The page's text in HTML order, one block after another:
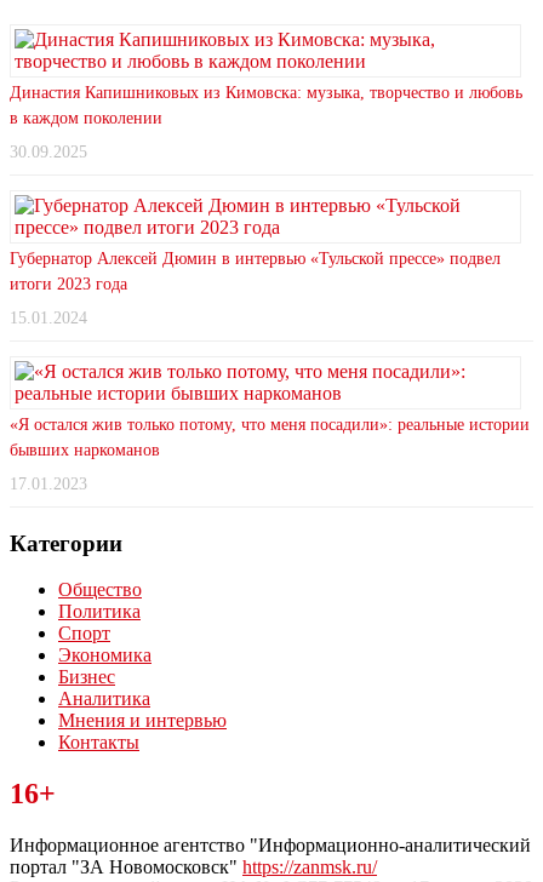
Династия Капишниковых из Кимовска: музыка, творчество и любовь
в каждом поколении
30.09.2025
Губернатор Алексей Дюмин в интервью «Тульской прессе» подвел
итоги 2023 года
15.01.2024
«Я остался жив только потому, что меня посадили»: реальные истории
бывших наркоманов
17.01.2023
Категории
Общество
Политика
Спорт
Экономика
Бизнес
Аналитика
Мнения и интервью
Контакты
Читайте последние новости дня в Тульской области на сайте
“ЗаНовомосковск”
16+
Информационное агентство "Информационно-аналитический
портал "ЗА Новомосковск" https://zanmsk.ru/